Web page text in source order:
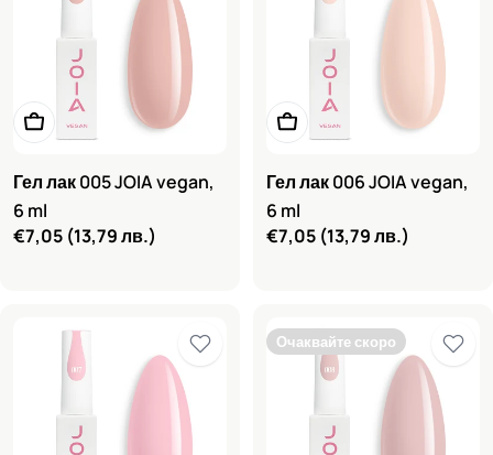
Добави в количката
Гел лак 005 JOIA vegan,
6 ml
Редовна
€7,05 (13,79 лв.)
Добави в количката
Гел лак 006 JOIA vegan,
6 ml
Редовна
€7,05 (13,79 лв.)
Очаквайте скоро